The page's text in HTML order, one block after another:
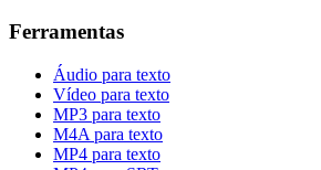
Ferramentas
Áudio para texto
Vídeo para texto
MP3 para texto
M4A para texto
MP4 para texto